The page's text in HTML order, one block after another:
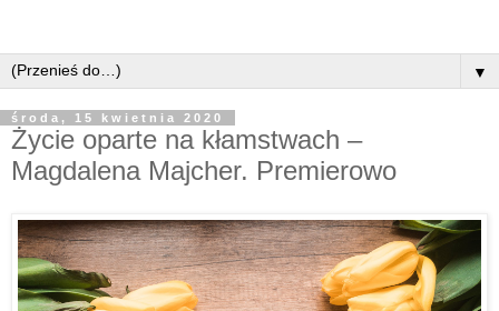
▼
środa, 15 kwietnia 2020
Życie oparte na kłamstwach –
Magdalena Majcher. Premierowo